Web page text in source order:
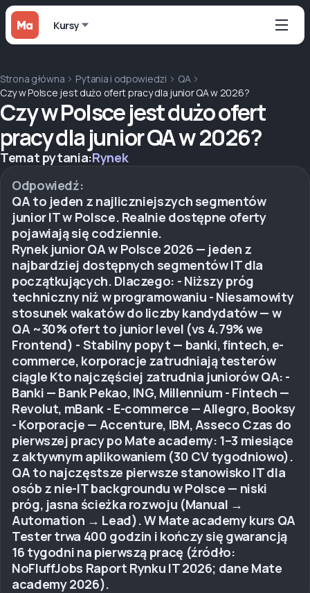
Kursy
Strona główna Pytania i odpowiedzi
QA
Czy w Polsce jest dużo ofert pracy dla junior QA w 2026?
Czy w Polsce jest dużo ofert
pracy dla junior QA w 2026?
Temat pytania:Rynek
Odpowiedź:
QA to jeden z najliczniejszych segmentów
junior IT w Polsce. Realnie dostępne oferty
pojawiają się codziennie.
Rynek junior QA w Polsce 2026 — jeden z
najbardziej dostępnych segmentów IT dla
początkujących. Dlaczego: - Niższy próg
techniczny niż w programowaniu - Niesamowity
stosunek wakatów do liczby kandydatów — w
QA ~30% ofert to junior level (vs 4.79% we
Frontend) - Stabilny popyt — banki, fintech, e-
commerce, korporacje zatrudniają testerów
ciągle Kto najczęściej zatrudnia juniorów QA: -
Banki — Bank Pekao, ING, Millennium - Fintech —
Revolut, mBank - E-commerce — Allegro, Booksy
- Korporacje — Accenture, IBM, Asseco Czas do
pierwszej pracy po Mate academy: 1–3 miesiące
z aktywnym aplikowaniem (30 CV tygodniowo).
QA to najczęstsze pierwsze stanowisko IT dla
osób z nie-IT backgroundu w Polsce — niski
próg, jasna ścieżka rozwoju (Manual →
Automation → Lead). W Mate academy kurs QA
Tester trwa 400 godzin i kończy się gwarancją
16 tygodni na pierwszą pracę (źródło:
NoFluffJobs Raport Rynku IT 2026; dane Mate
academy 2026).